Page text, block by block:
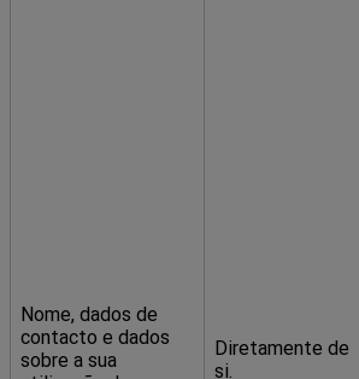
Nome, dados de
contacto e dados
sobre a sua
Diretamente de
si.